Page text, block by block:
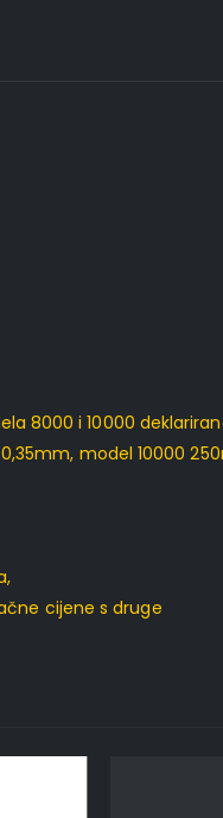
8000 i 10000
model 10000
cijene s druge